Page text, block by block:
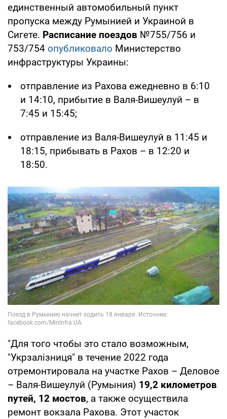
единственный автомобильный пункт
пропуска между Румынией и Украиной в
Сигете. Расписание поездов №755/756 и
753/754 опубликовало Министерство
инфраструктуры Украины:
отправление из Рахова ежедневно в 6:10
и 14:10, прибытие в Валя-Вишеулуй – в
7:45 и 15:45;
отправление из Валя-Вишеулуй в 11:45 и
18:15, прибывать в Рахов – в 12:20 и
18:50.
"Для того чтобы это стало возможным,
"Укрзалізниця" в течение 2022 года
отремонтировала на участке Рахов – Деловое
– Валя-Вишеулуй (Румыния) 19,2 километров
путей, 12 мостов, а также осуществила
ремонт вокзала Рахова. Этот участок